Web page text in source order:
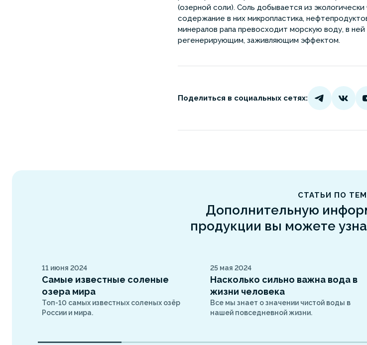
(озерной соли). Соль добывается из
содержание в них микропластика,
минералов рапа превосходит морскую воду, в
регенерирующим, заживляющим эффектом.
Поделиться в социальных сетях:
СТАТЬИ ПО
Дополнительную
продукции вы можете
11 июня 2024
Самые известные соленые
озера мира
Топ-10 самых известных соленых озёр
России и мира.
25 мая 2024
Насколько сильно важна вода в
жизни человека
Все мы знает о значении чистой воды в
нашей повседневной жизни.